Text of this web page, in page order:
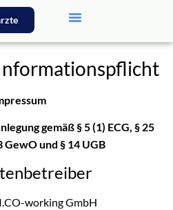
gemäß § 5 (1) ECG, § 25
GewO und § 14 UGB
working GmbH